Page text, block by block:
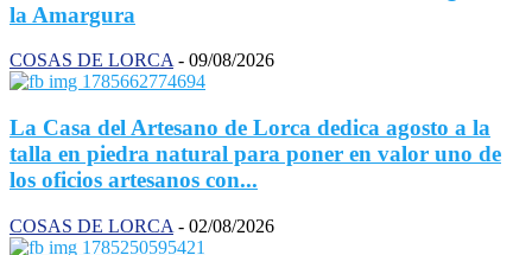
la Amargura
COSAS DE LORCA - 09/08/2026
La Casa del Artesano de Lorca dedica agosto a la
talla en piedra natural para poner en valor uno de
los oficios artesanos con...
COSAS DE LORCA - 02/08/2026